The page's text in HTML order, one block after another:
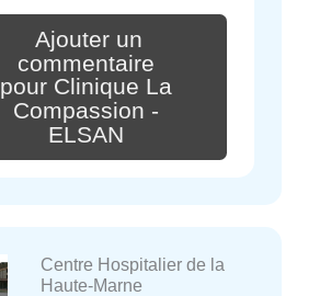
Ajouter un
commentaire
pour Clinique La
Compassion -
ELSAN
Centre Hospitalier de la
Haute-Marne